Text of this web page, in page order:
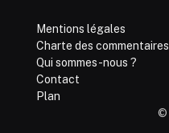
Mentions légales
Charte des commentaires
Qui sommes-nous ?
Contact
Plan
©